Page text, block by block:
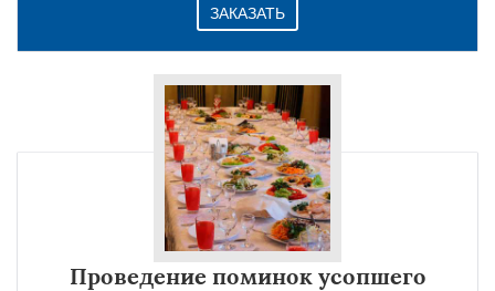
ЗАКАЗАТЬ
Проведение поминок усопшего